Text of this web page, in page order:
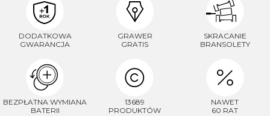
DODATKOWA
GWARANCJA
GRAWER
GRATIS
SKRACANIE
BRANSOLETY
BEZPŁATNA WYMIANA
BATERII
13689
PRODUKTÓW
NAWET
60 RAT